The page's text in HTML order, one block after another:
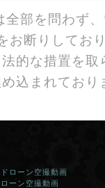
部を問わず
お断りしてお
的な措置を
込まれており
ローン空撮動画
ーン空撮動画